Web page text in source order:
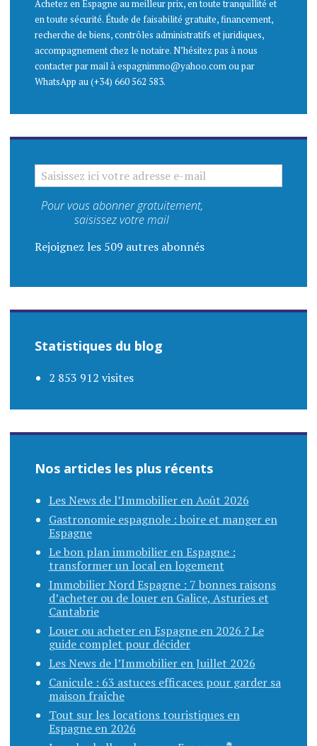
Achetez en Espagne au meilleur prix, en toute tranquillité et
en toute sécurité. Étude de faisabilité gratuite, financement,
recherche de biens, contrôles administratifs et juridiques,
accompagnement chez le notaire. N’hésitez pas à nous
contacter par mail à espagnimmo@yahoo.com ou par
WhatsApp au (+34) 660 562 583.
SAISISSEZ ICI VOTRE ADRESSE E-MAIL
Pour vous abonner gratuitement,
saisissez votre mail
Rejoignez les 509 autres abonnés
Statistiques du blog
2 853 912 visites
Nos articles les plus récents
Les News de l’Immobilier en Août 2026
Gastronomie espagnole : boire et manger en
Espagne
Le bon plan immobilier en Espagne :
transformer un local en logement
Immobilier Nord Espagne : 7 bonnes raisons
d’acheter ou de louer en Galice, Asturies et
Cantabrie
Louer ou acheter en Espagne en 2026 ? Le
guide complet pour décider
Les News de l’Immobilier en Juillet 2026
Canicule : 63 astuces efficaces pour garder sa
maison fraîche
Tout sur les locations touristiques en
Espagne en 2026